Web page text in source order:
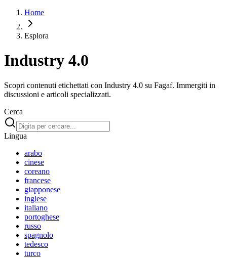
Home
Esplora
Industry 4.0
Scopri contenuti etichettati con Industry 4.0 su Fagaf. Immergiti in
discussioni e articoli specializzati.
Cerca
Lingua
arabo
cinese
coreano
francese
giapponese
inglese
italiano
portoghese
russo
spagnolo
tedesco
turco